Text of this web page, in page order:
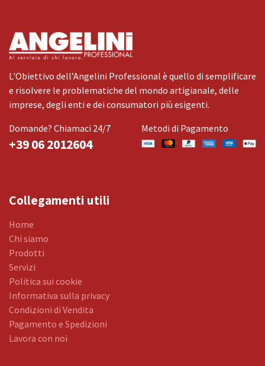
L'Obiettivo dell’Angelini Professional è quello di semplificare
e risolvere le problematiche del mondo artigianale, delle
imprese, degli enti e dei consumatori più esigenti.
Domande? Chiamaci 24/7
+39 06 2012604
Metodi di Pagamento
Collegamenti utili
Home
Chi siamo
Prodotti
Servizi
Politica sui cookie
Informativa sulla privacy
Condizioni di Vendita
Pagamento e Spedizioni
Lavora con noi